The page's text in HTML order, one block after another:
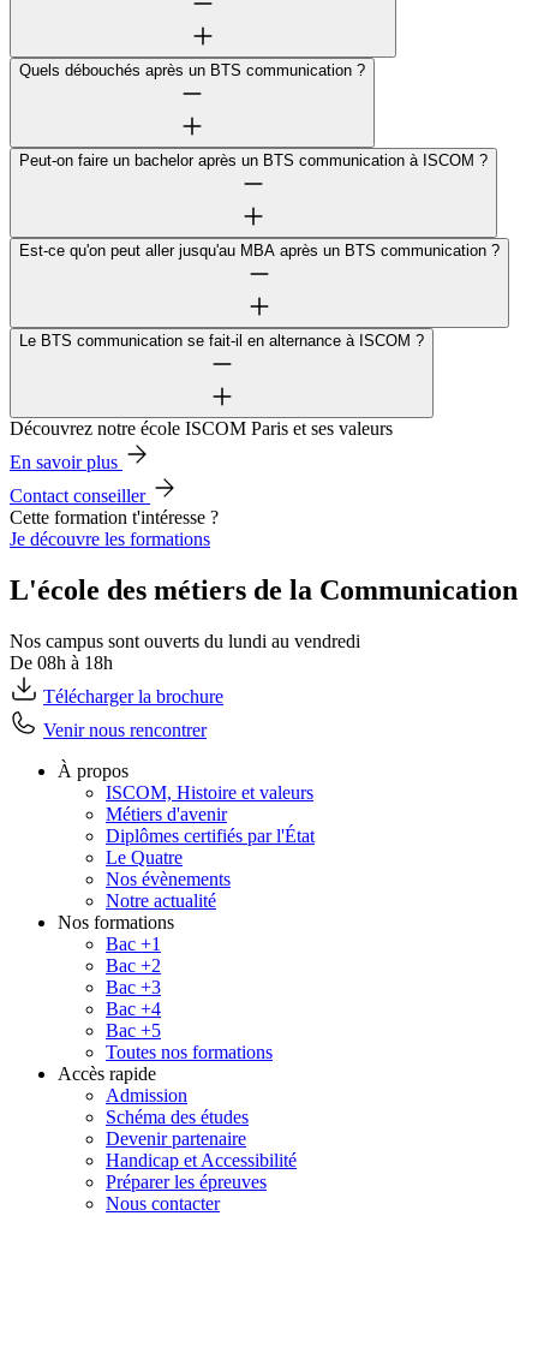
Quels débouchés après un BTS communication ?
Peut-on faire un bachelor après un BTS communication à ISCOM ?
Est-ce qu'on peut aller jusqu'au MBA après un BTS communication ?
Le BTS communication se fait-il en alternance à ISCOM ?
Découvrez notre école ISCOM Paris et ses valeurs
En savoir plus
Contact conseiller
Cette formation t'intéresse ?
Je découvre les formations
L'école des métiers de la Communication
Nos campus sont ouverts du lundi au vendredi
De 08h à 18h
Télécharger la brochure
Venir nous rencontrer
À propos
ISCOM, Histoire et valeurs
Métiers d'avenir
Diplômes certifiés par l'État
Le Quatre
Nos évènements
Notre actualité
Nos formations
Bac +1
Bac +2
Bac +3
Bac +4
Bac +5
Toutes nos formations
Accès rapide
Admission
Schéma des études
Devenir partenaire
Handicap et Accessibilité
Préparer les épreuves
Nous contacter